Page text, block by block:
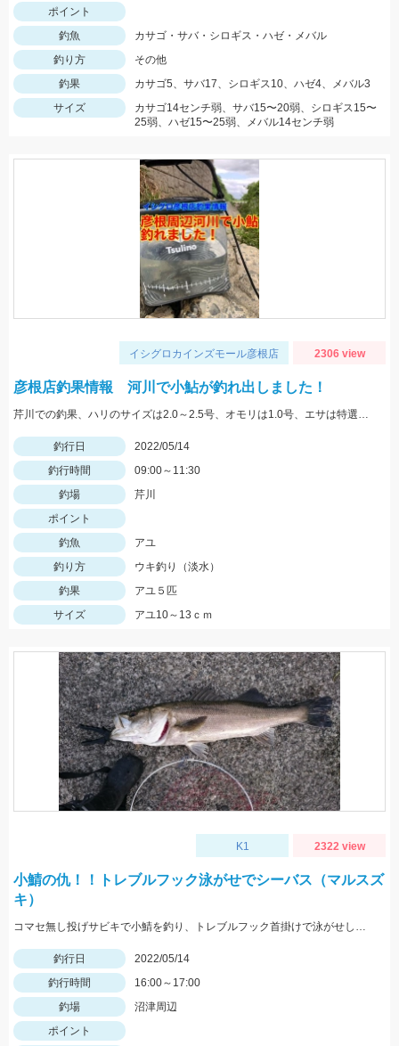
ポイント
釣魚
カサゴ・サバ・シロギス・ハゼ・メバル
釣り方
その他
釣果
カサゴ5、サバ17、シロギス10、ハゼ4、メバル3
サイズ
カサゴ14センチ弱、サバ15〜20弱、シロギス15〜
25弱、ハゼ15〜25弱、メバル14センチ弱
イシグロカインズモール彦根店 2306 view
彦根店釣果情報 河川で小鮎が釣れ出しました！
芹川での釣果、ハリのサイズは2.0～2.5号、オモリは1.0号、エサは特選小鮎まきえと鮎乱舞を混ぜて使用。
釣行日
2022/05/14
釣行時間
09:00～11:30
釣場
芹川
ポイント
釣魚
アユ
釣り方
ウキ釣り（淡水）
釣果
アユ５匹
サイズ
アユ10～13ｃｍ
K1 2322 view
小鯖の仇！！トレブルフック泳がせでシーバス（マルスズ
キ）
コマセ無し投げサビキで小鯖を釣り、トレブルフック首掛けで泳がせして10分でシーバスヒット。
釣行日
2022/05/14
釣行時間
16:00～17:00
釣場
沼津周辺
ポイント